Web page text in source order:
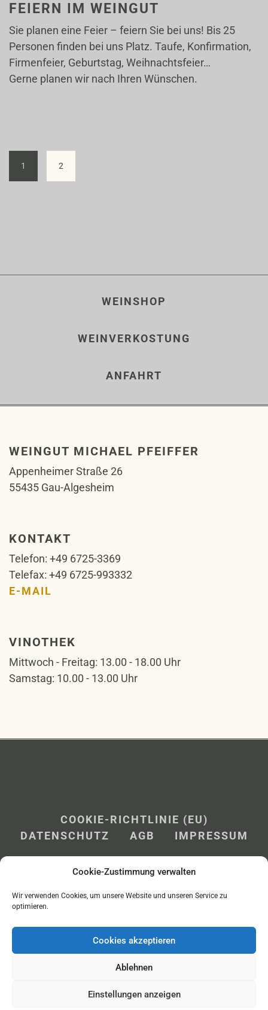
Cookie-Zustimmung verwalten
Wir verwenden Cookies, um unsere Website und unseren Service zu
optimieren.
Cookies akzeptieren
Ablehnen
Einstellungen anzeigen
FEIERN IM WEINGUT
Sie planen eine Feier – feiern Sie bei uns! Bis 25
Personen finden bei uns Platz. Taufe, Konfirmation,
Firmenfeier, Geburtstag, Weihnachtsfeier…
Gerne planen wir nach Ihren Wünschen.
1 2
WEINSHOP
WEINVERKOSTUNG
ANFAHRT
WEINGUT MICHAEL PFEIFFER
Appenheimer Straße 26
55435 Gau-Algesheim
KONTAKT
Telefon: +49 6725-3369
Telefax: +49 6725-993332
E-MAIL
VINOTHEK
Mittwoch - Freitag: 13.00 - 18.00 Uhr
Samstag: 10.00 - 13.00 Uhr
COOKIE-RICHTLINIE (EU)
DATENSCHUTZ
AGB IMPRESSUM
LOGIN